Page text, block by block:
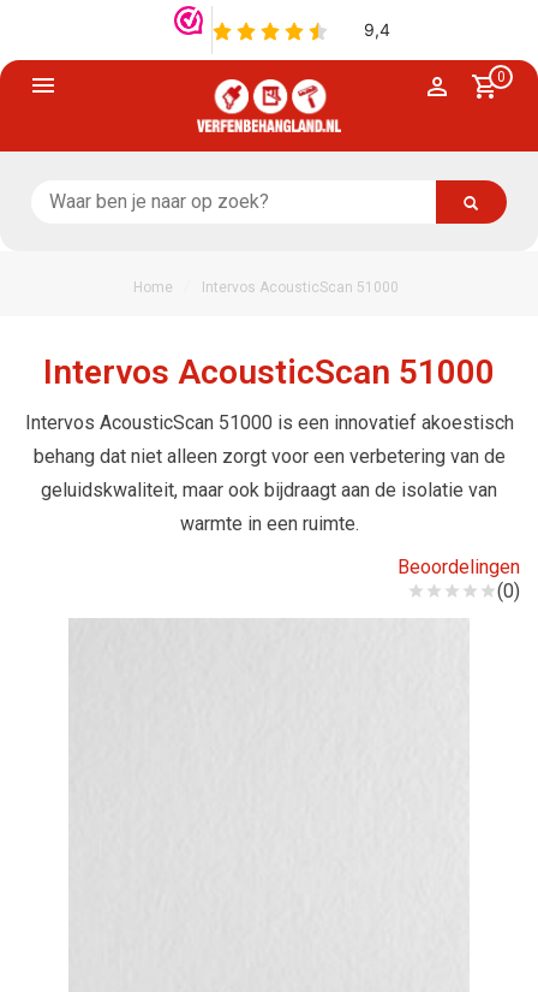
0
Home Intervos AcousticScan 51000
Intervos AcousticScan 51000
Intervos AcousticScan 51000 is een innovatief akoestisch
behang dat niet alleen zorgt voor een verbetering van de
geluidskwaliteit, maar ook bijdraagt aan de isolatie van
warmte in een ruimte.
Beoordelingen
(0)